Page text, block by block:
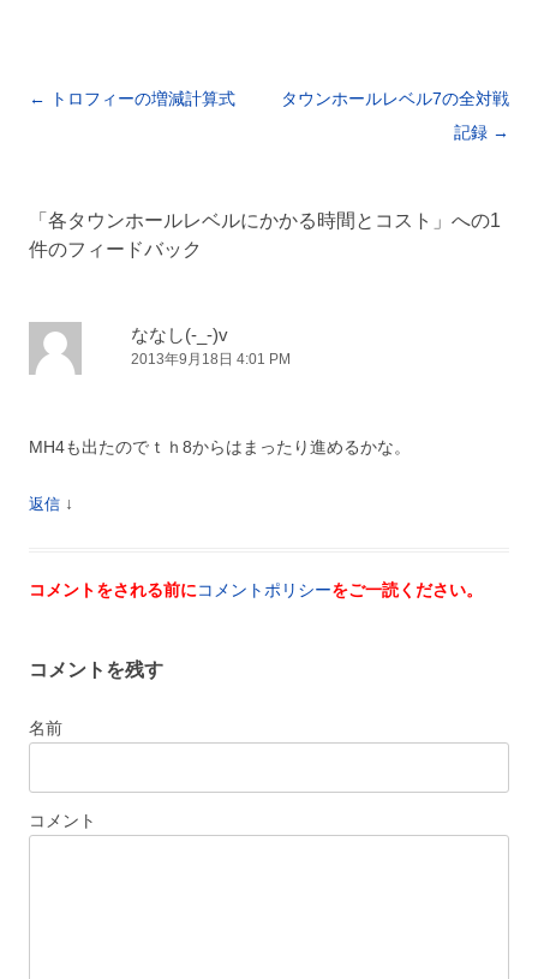
投稿ナビゲーション
← トロフィーの増減計算式
タウンホールレベル7の全対戦
記録 →
「 各タウンホールレベルにかかる時間とコスト 」への1
件のフィードバック
ななし(-_-)v
2013年9月18日 4:01 PM
MH4も出たのでｔｈ8からはまったり進めるかな。
返信 ↓
コメントをされる前にコメントポリシーをご一読ください。
コメントを残す
名前
コメント